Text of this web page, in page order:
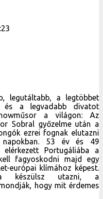
legutáltabb, a legtöbbet
és a legvadabb divatot
a világon: Az
Sobral győzelme után a
ezrei fognak elutazni
napokban. 53 év és 49
Portugáliába a
fagyoskodni majd egy
európai klímához képest.
készülsz utazni, a
hogy mit érdemes